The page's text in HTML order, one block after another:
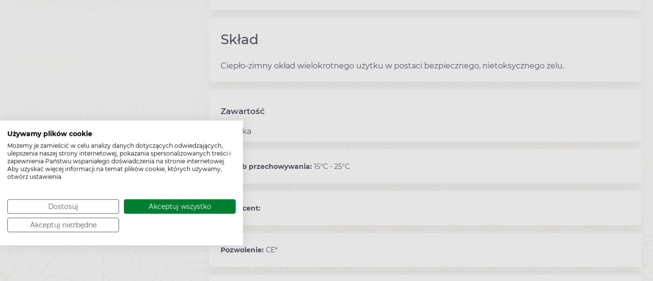
Używamy plików cookie
Możemy je zamieścić w celu analizy danych dotyczących odwiedzających,
ulepszenia naszej strony internetowej, pokazania spersonalizowanych treści i
zapewnienia Państwu wspaniałego doświadczenia na stronie internetowej.
Aby uzyskać więcej informacji na temat plików cookie, których używamy,
otwórz ustawienia.
Dostosuj Akceptuj wszystko
Akceptuj niezbędne
Skład
Ciepło-zimny okład wielokrotnego użytku w postaci bezpiecznego, nietoksycznego żelu.
Zawartość
1 sztuka
Sposób przechowywania: 15°C - 25°C
Producent:
Pozwolenie: CE*